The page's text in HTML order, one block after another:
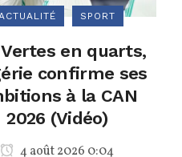
SPORT
Vertes en quarts,
confirme ses
à la CAN
2026 (Vidéo)
4 août 2026 0:04